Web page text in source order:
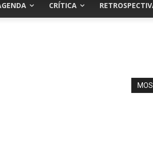
CRÍTICA